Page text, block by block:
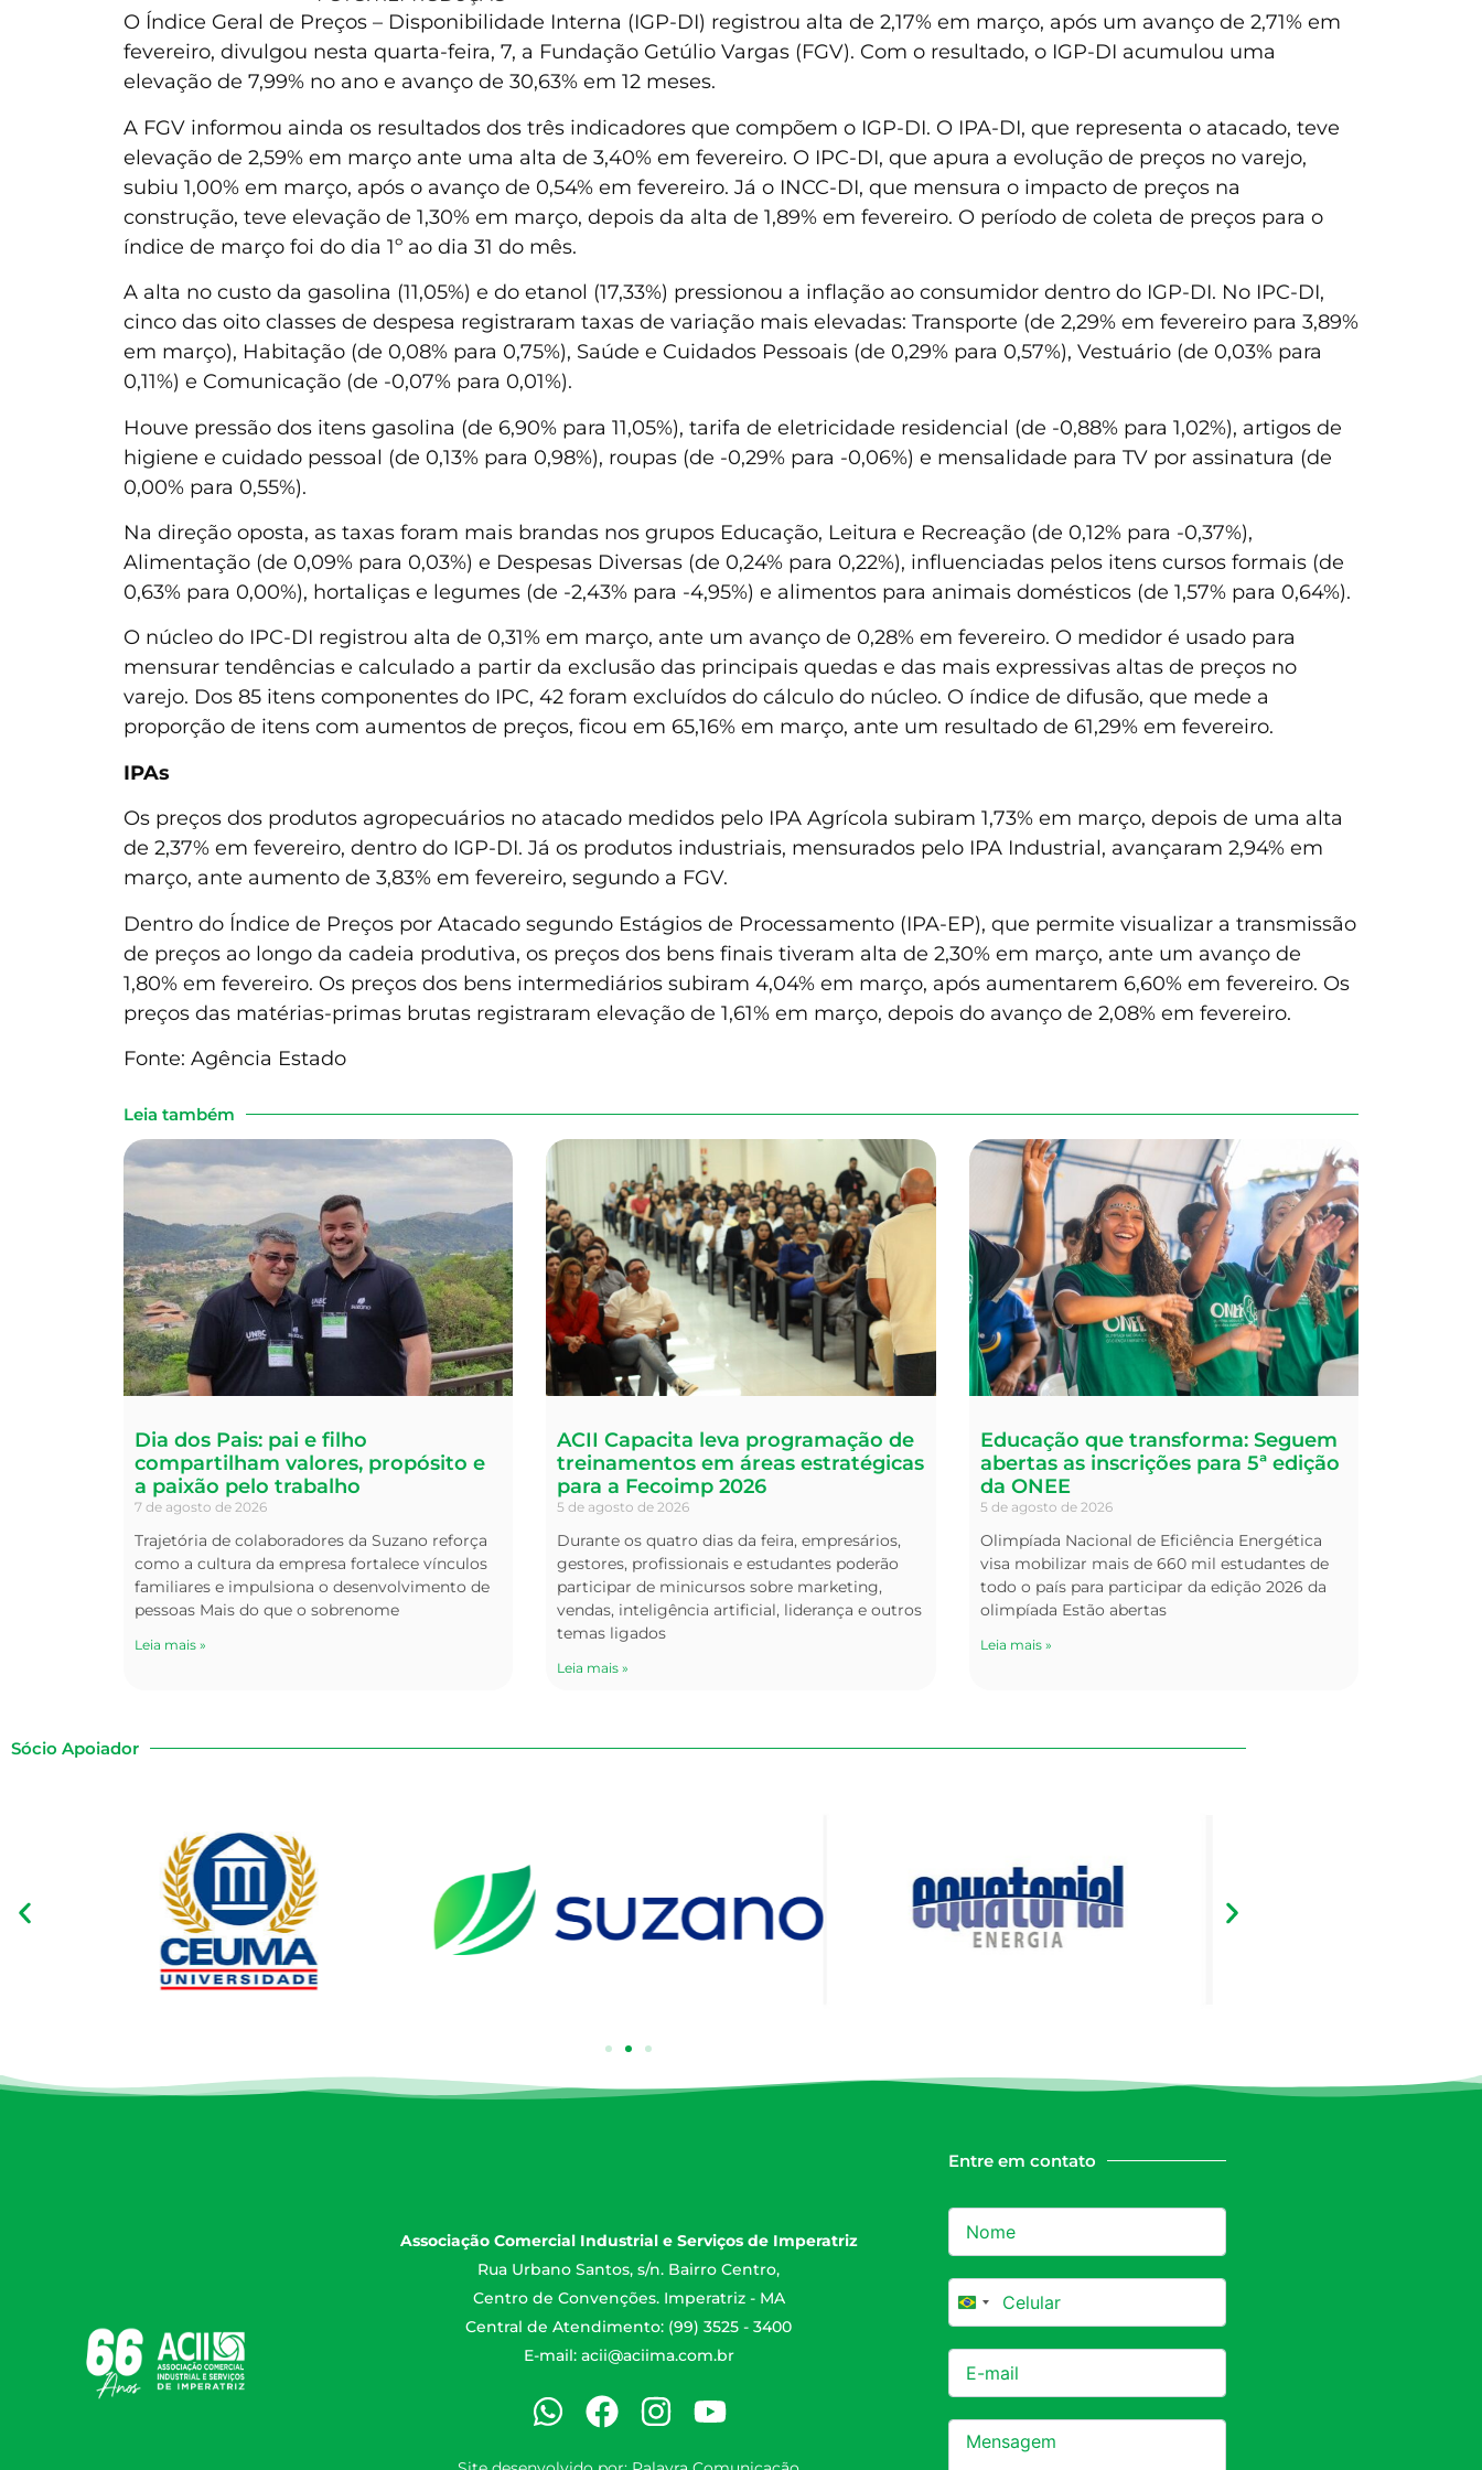
O Índice Geral de Preços – Disponibilidade Interna (IGP-DI) registrou alta de 2,17% em março, após um avanço de 2,71% em
fevereiro, divulgou nesta quarta-feira, 7, a Fundação Getúlio Vargas (FGV). Com o resultado, o IGP-DI acumulou uma
elevação de 7,99% no ano e avanço de 30,63% em 12 meses.
A FGV informou ainda os resultados dos três indicadores que compõem o IGP-DI. O IPA-DI, que representa o atacado, teve
elevação de 2,59% em março ante uma alta de 3,40% em fevereiro. O IPC-DI, que apura a evolução de preços no varejo,
subiu 1,00% em março, após o avanço de 0,54% em fevereiro. Já o INCC-DI, que mensura o impacto de preços na
construção, teve elevação de 1,30% em março, depois da alta de 1,89% em fevereiro. O período de coleta de preços para o
índice de março foi do dia 1º ao dia 31 do mês.
A alta no custo da gasolina (11,05%) e do etanol (17,33%) pressionou a inflação ao consumidor dentro do IGP-DI. No IPC-DI,
cinco das oito classes de despesa registraram taxas de variação mais elevadas: Transporte (de 2,29% em fevereiro para 3,89%
em março), Habitação (de 0,08% para 0,75%), Saúde e Cuidados Pessoais (de 0,29% para 0,57%), Vestuário (de 0,03% para
0,11%) e Comunicação (de -0,07% para 0,01%).
Houve pressão dos itens gasolina (de 6,90% para 11,05%), tarifa de eletricidade residencial (de -0,88% para 1,02%), artigos de
higiene e cuidado pessoal (de 0,13% para 0,98%), roupas (de -0,29% para -0,06%) e mensalidade para TV por assinatura (de
0,00% para 0,55%).
Na direção oposta, as taxas foram mais brandas nos grupos Educação, Leitura e Recreação (de 0,12% para -0,37%),
Alimentação (de 0,09% para 0,03%) e Despesas Diversas (de 0,24% para 0,22%), influenciadas pelos itens cursos formais (de
0,63% para 0,00%), hortaliças e legumes (de -2,43% para -4,95%) e alimentos para animais domésticos (de 1,57% para 0,64%).
O núcleo do IPC-DI registrou alta de 0,31% em março, ante um avanço de 0,28% em fevereiro. O medidor é usado para
mensurar tendências e calculado a partir da exclusão das principais quedas e das mais expressivas altas de preços no
varejo. Dos 85 itens componentes do IPC, 42 foram excluídos do cálculo do núcleo. O índice de difusão, que mede a
proporção de itens com aumentos de preços, ficou em 65,16% em março, ante um resultado de 61,29% em fevereiro.
IPAs
Os preços dos produtos agropecuários no atacado medidos pelo IPA Agrícola subiram 1,73% em março, depois de uma alta
de 2,37% em fevereiro, dentro do IGP-DI. Já os produtos industriais, mensurados pelo IPA Industrial, avançaram 2,94% em
março, ante aumento de 3,83% em fevereiro, segundo a FGV.
Dentro do Índice de Preços por Atacado segundo Estágios de Processamento (IPA-EP), que permite visualizar a transmissão
de preços ao longo da cadeia produtiva, os preços dos bens finais tiveram alta de 2,30% em março, ante um avanço de
1,80% em fevereiro. Os preços dos bens intermediários subiram 4,04% em março, após aumentarem 6,60% em fevereiro. Os
preços das matérias-primas brutas registraram elevação de 1,61% em março, depois do avanço de 2,08% em fevereiro.
Fonte: Agência Estado
Leia também
Dia dos Pais: pai e filho
compartilham valores, propósito e
a paixão pelo trabalho
7 de agosto de 2026
Trajetória de colaboradores da Suzano reforça
como a cultura da empresa fortalece vínculos
familiares e impulsiona o desenvolvimento de
pessoas Mais do que o sobrenome
Leia mais »
ACII Capacita leva programação de
treinamentos em áreas estratégicas
para a Fecoimp 2026
5 de agosto de 2026
Durante os quatro dias da feira, empresários,
gestores, profissionais e estudantes poderão
participar de minicursos sobre marketing,
vendas, inteligência artificial, liderança e outros
temas ligados
Leia mais »
Educação que transforma: Seguem
abertas as inscrições para 5ª edição
da ONEE
5 de agosto de 2026
Olimpíada Nacional de Eficiência Energética
visa mobilizar mais de 660 mil estudantes de
todo o país para participar da edição 2026 da
olimpíada Estão abertas
Leia mais »
Sócio Apoiador
Associação Comercial Industrial e Serviços de Imperatriz
Rua Urbano Santos, s/n. Bairro Centro,
Centro de Convenções. Imperatriz - MA
Central de Atendimento: (99) 3525 - 3400
E-mail: acii@aciima.com.br
Entre em contato
Brazil +55